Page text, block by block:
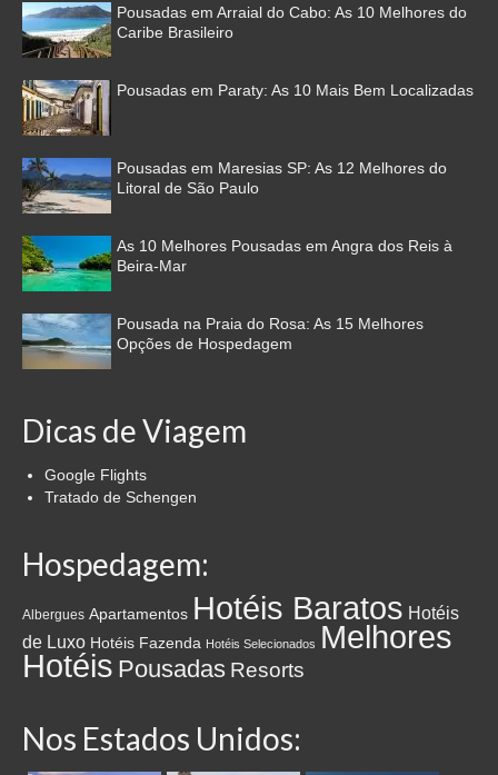
Pousadas em Arraial do Cabo: As 10 Melhores do
Caribe Brasileiro
Pousadas em Paraty: As 10 Mais Bem Localizadas
Pousadas em Maresias SP: As 12 Melhores do
Litoral de São Paulo
As 10 Melhores Pousadas em Angra dos Reis à
Beira-Mar
Pousada na Praia do Rosa: As 15 Melhores
Opções de Hospedagem
Dicas de Viagem
Google Flights
Tratado de Schengen
Hospedagem:
Albergues Apartamentos Hotéis Baratos Hotéis
de Luxo Hotéis Fazenda Hotéis Selecionados Melhores
Hotéis Pousadas Resorts
Nos Estados Unidos: